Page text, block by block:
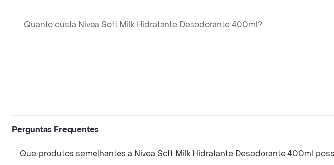
Quanto custa Nivea Soft Milk Hidratante Desodorante 400ml?
Perguntas Frequentes
Que produtos semelhantes a Nivea Soft Milk Hidratante Desodorante 400ml